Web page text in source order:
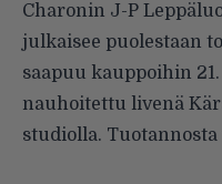
Charonin J-P
julkaisee puolestaan
saapuu kauppoihin
nauhoitettu livenä
studiolla. Tuotannosta